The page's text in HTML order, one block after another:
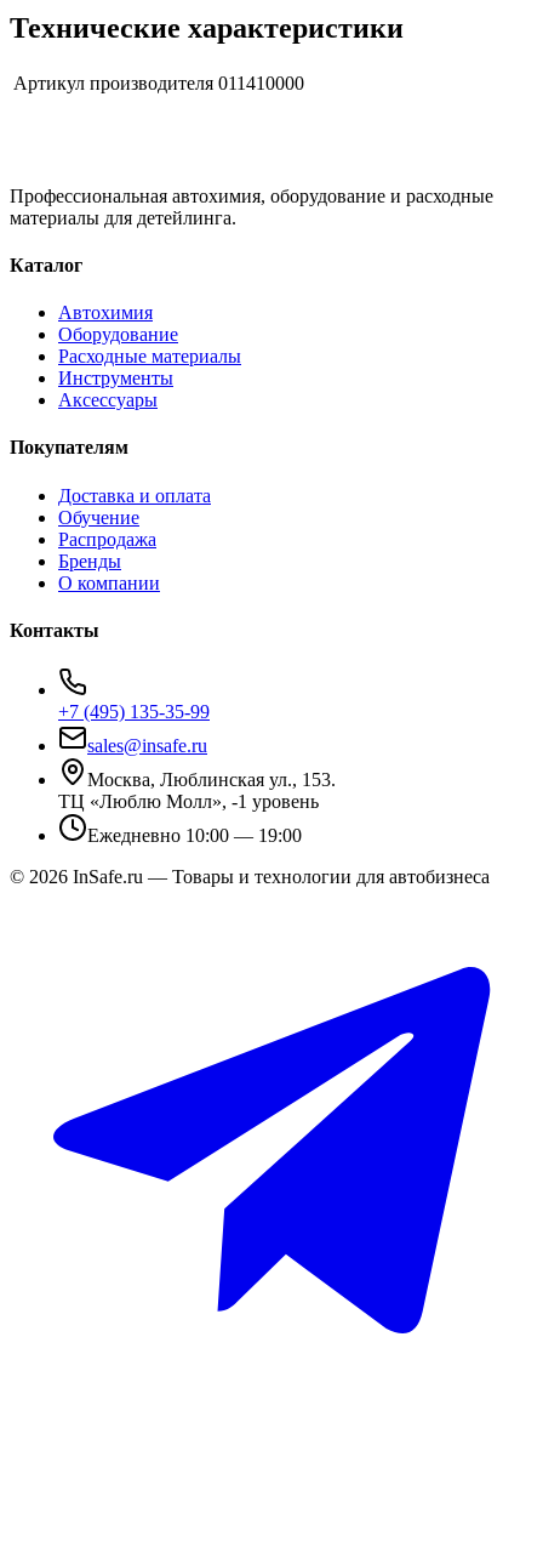
Технические характеристики
Артикул производителя 011410000
Профессиональная автохимия, оборудование и расходные
материалы для детейлинга.
Каталог
Автохимия
Оборудование
Расходные материалы
Инструменты
Аксессуары
Покупателям
Доставка и оплата
Обучение
Распродажа
Бренды
О компании
Контакты
+7 (495) 135-35-99
sales@insafe.ru
Москва, Люблинская ул., 153.
ТЦ «Люблю Молл», -1 уровень
Ежедневно 10:00 — 19:00
© 2026 InSafe.ru — Товары и технологии для автобизнеса